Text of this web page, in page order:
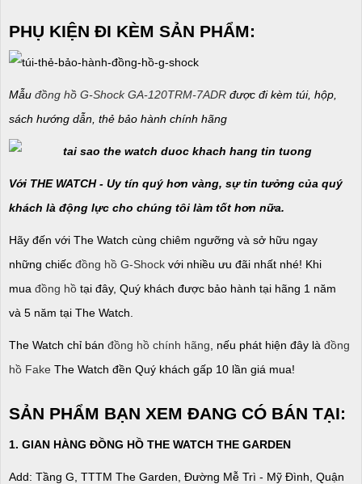
PHỤ KIỆN ĐI KÈM SẢN PHẨM:
Mẫu đồng hồ G-Shock GA-120TRM-7ADR được đi kèm túi, hộp,
sách hướng dẫn, thẻ bảo hành chính hãng
Với THE WATCH - Uy tín quý hơn vàng, sự tin tưởng của quý
khách là động lực cho chúng tôi làm tốt hơn nữa.
Hãy đến với The Watch cùng chiêm ngưỡng và sở hữu ngay
những chiếc đồng hồ G-Shock với nhiều ưu đãi nhất nhé! Khi
mua đồng hồ tại đây, Quý khách được bảo hành tại hãng 1 năm
và 5 năm tại The Watch.
The Watch chỉ bán đồng hồ chính hãng , nếu phát hiện đây là đồng
hồ Fake The Watch đền Quý khách gấp 10 lần giá mua!
SẢN PHẨM BẠN XEM ĐANG CÓ BÁN TẠI:
1. GIAN HÀNG ĐỒNG HỒ THE WATCH THE GARDEN
Add: Tầng G, TTTM The Garden, Đường Mễ Trì - Mỹ Đình, Quận